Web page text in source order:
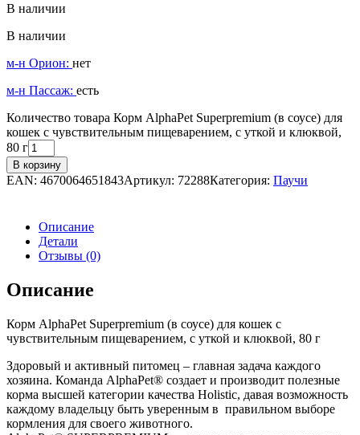
В наличии
В наличии
м-н Орион: нет
м-н Пассаж: есть
Количество товара Корм AlphaPet Superpremium (в соусе) для
кошек с чувствительным пищеварением, с уткой и клюквой,
80 г
В корзину
EAN: 4670064651843Артикул: 72288Категория: Паучи
Описание
Детали
Отзывы (0)
Описание
Корм AlphaPet Superpremium (в соусе) для кошек с
чувствительным пищеварением, с уткой и клюквой, 80 г
Здоровый и активный питомец – главная задача каждого
хозяина. Команда AlphaPet® создает и производит полезные
корма высшей категории качества Holistiс, давая возможность
каждому владельцу быть уверенным в правильном выборе
кормления для своего животного.